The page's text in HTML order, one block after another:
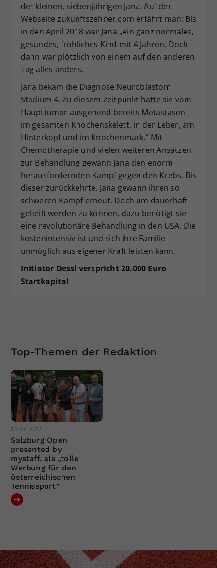
der kleinen, siebenjährigen Jana. Auf der
Webseite zukunftszehner.com erfährt man: Bis
in den April 2018 war Jana „ein ganz normales,
gesundes, fröhliches Kind mit 4 Jahren. Doch
dann war plötzlich von einem auf den anderen
Tag alles anders.
Jana bekam die Diagnose Neuroblastom
Stadium 4. Zu diesem Zeitpunkt hatte sie vom
Haupttumor ausgehend bereits Metastasen
im gesamten Knochenskelett, in der Leber, am
Hinterkopf und im Knochenmark.“ Mit
Chemotherapie und vielen weiteren Ansätzen
zur Behandlung gewann Jana den enorm
herausfordernden Kampf gegen den Krebs. Bis
dieser zurückkehrte. Jana gewann ihren so
schweren Kampf erneut. Doch um dauerhaft
geheilt werden zu können, dazu benötigt sie
eine revolutionäre Behandlung in den USA. Die
kostenintensiv ist und sich ihre Familie
unmöglich aus eigener Kraft leisten kann.
Initiator Dessl verspricht 20.000 Euro
Startkapital
Top-Themen der Redaktion
11.07.2022
Salzburg Open
presented by
mystaff. als „tolle
Werbung für den
österreichischen
Tennissport“
Zweck
Dieser Wert speichert Ihre Consent-
Einstellungen. Unter anderem eine
zufällig generierte ID, für die
historische Speicherung Ihrer
vorgenommen Einstellungen, falls der
Webseiten-Betreiber dies eingestellt